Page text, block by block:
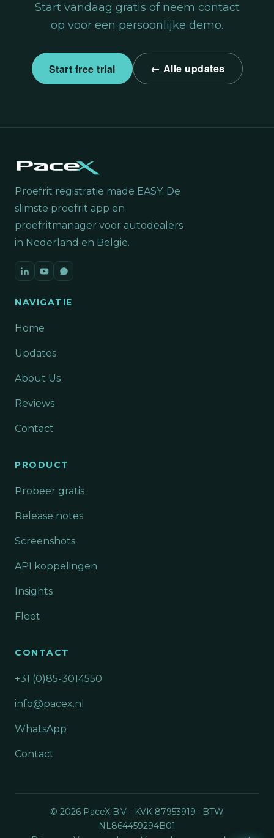
Start vandaag gratis of neem contact
op voor een persoonlijke demo.
Start free trial ← Alle updates
Proefrit registratie made EASY. De
slimste proefrit app en
proefritmanager voor autodealers
in Nederland en België.
NAVIGATIE
Home
Updates
About Us
Reviews
Contact
PRODUCT
Probeer gratis
Release notes
Screenshots
API koppelingen
Insights
Fleet
CONTACT
+31 (0)85-3014550
info@pacex.nl
WhatsApp
Contact
© 2026 PaceX B.V. · KVK 87953919 · BTW
NL864459294B01